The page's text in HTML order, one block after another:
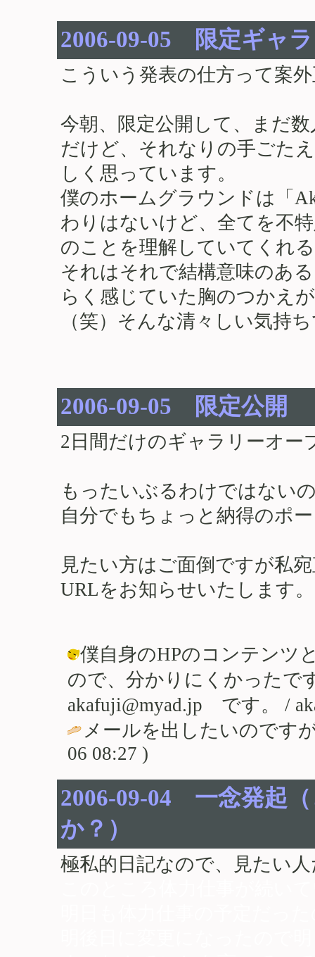
2006-09-05 限定ギャ
こういう発表の仕方って案
今朝、限定公開して、まだ
だけど、それなりの手ごた
しく思っています。
僕のホームグラウンドは「
わりはないけど、全てを不
のことを理解していてくれ
それはそれで結構意味のあ
らく感じていた胸のつかえ
（笑）そんな清々しい気持
2006-09-05 限定公開
2日間だけのギャラリーオー
もったいぶるわけではない
自分でもちょっと納得のポ
見たい方はご面倒ですが私
URLをお知らせいたします。
僕自身のHPのコンテンツ
ので、分かりにくかった
akafuji@myad.jp です。 /
メールを出したいので
06 08:27 )
2006-09-04 一念発起
か？）
極私的日記なので、見たい